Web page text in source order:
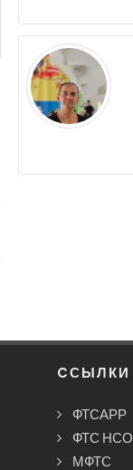
CСЫЛКИ
ФТСАРР
ФТС НСО
МФТС